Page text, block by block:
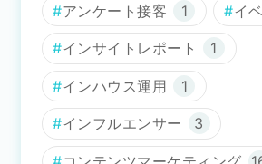
アンケート接客 1 イ
インサイトレポート 1
インハウス運用 1
インフルエンサー 3